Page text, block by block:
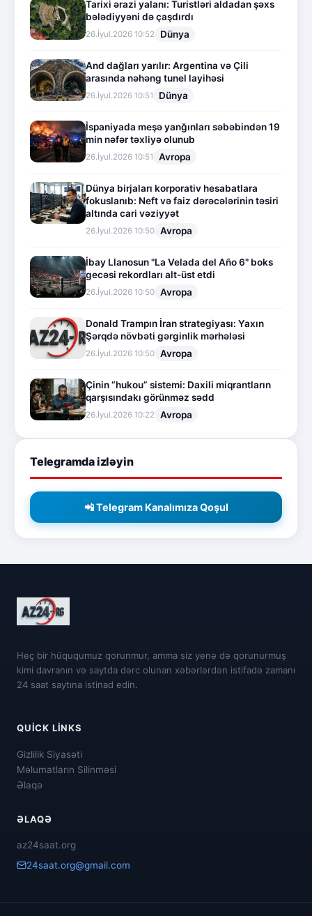
Tarixi ərazi yalanı: Turistləri aldadan şəxs
bələdiyyəni də çaşdırdı
26.İyul.2026 10:52 Dünya
And dağları yarılır: Argentina və Çili
arasında nəhəng tunel layihəsi
26.İyul.2026 10:51 Dünya
İspaniyada meşə yanğınları səbəbindən 19
min nəfər təxliyə olunub
26.İyul.2026 10:51 Avropa
Dünya birjaları korporativ hesabatlara
fokuslanıb: Neft və faiz dərəcələrinin təsiri
altında cari vəziyyət
26.İyul.2026 10:50 Avropa
İbay Llanosun "La Velada del Año 6" boks
gecəsi rekordları alt-üst etdi
26.İyul.2026 10:50 Avropa
Donald Trampın İran strategiyası: Yaxın
Şərqdə növbəti gərginlik mərhələsi
26.İyul.2026 10:50 Avropa
Çinin “hukou” sistemi: Daxili miqrantların
qarşısındakı görünməz sədd
26.İyul.2026 10:22 Avropa
Telegramda izləyin
📲 Telegram Kanalımıza Qoşul
Heç bir hüququmuz qorunmur, amma siz yenə də qorunurmuş
kimi davranın və saytda dərc olunan xəbərlərdən istifadə zamanı
24 saat saytına istinad edin.
QUICK LINKS
Gizlilik Siyasəti
Məlumatların Silinməsi
Əlaqə
ƏLAQƏ
az24saat.org
24saat.org@gmail.com